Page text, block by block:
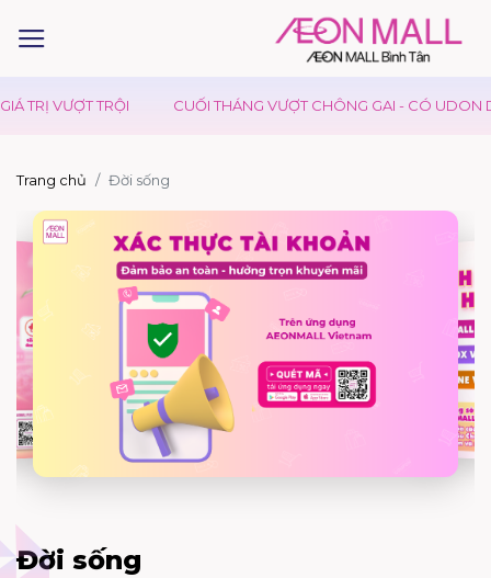
TRỘI CUỐI THÁNG VƯỢT CHÔNG GAI - CÓ UDON DAY TIẾP
Trang chủ Đời sống
Đời sống